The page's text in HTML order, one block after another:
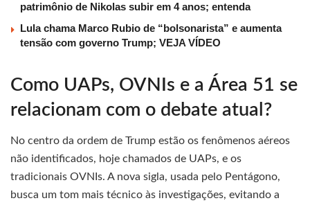
patrimônio de Nikolas subir em 4 anos; entenda
Lula chama Marco Rubio de “bolsonarista” e aumenta
tensão com governo Trump; VEJA VÍDEO
Como UAPs, OVNIs e a Área 51 se
relacionam com o debate atual?
No centro da ordem de Trump estão os fenômenos aéreos
não identificados, hoje chamados de UAPs, e os
tradicionais OVNIs. A nova sigla, usada pelo Pentágono,
busca um tom mais técnico às investigações, evitando a